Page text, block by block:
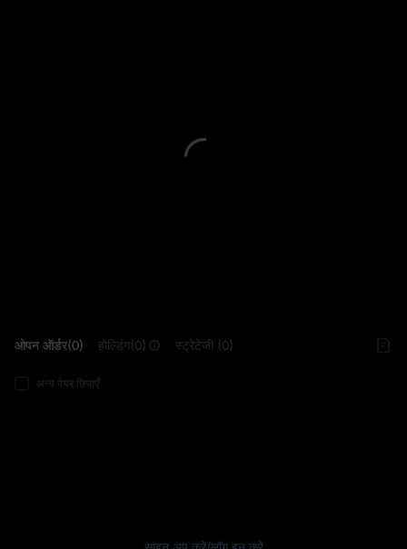
ओपन ऑर्डर(0) होल्डिंग(0) स्ट्रेटेजी (0)
अन्य पेयर छिपाएँ